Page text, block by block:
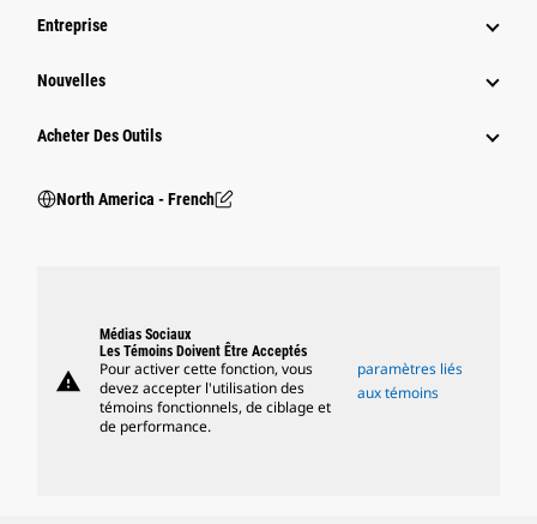
Entreprise
Nouvelles
Acheter Des Outils
North America - French
warning
Médias Sociaux
Les Témoins Doivent Être Acceptés
Pour activer cette fonction, vous
devez accepter l'utilisation des
témoins fonctionnels, de ciblage et
de performance.
paramètres liés
aux témoins